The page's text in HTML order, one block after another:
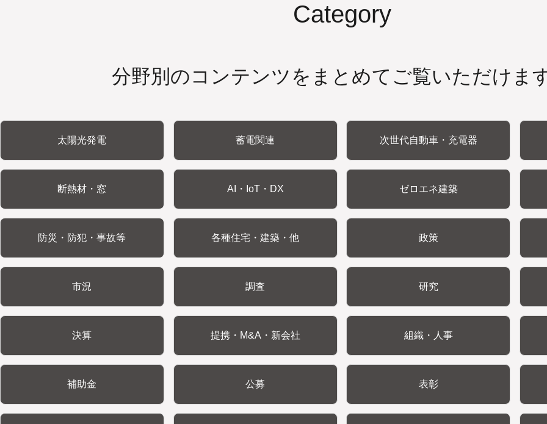
Category
分野別のコンテンツをまとめてご覧いただけます
太陽光発電 蓄電関連 次世代自動車・充電器
断熱材・窓 AI・IoT・DX ゼロエネ建築
防災・防犯・事故等 各種住宅・建築・他 政策
市況 調査 研究
決算 提携・M&A・新会社 組織・人事
補助金 公募 表彰